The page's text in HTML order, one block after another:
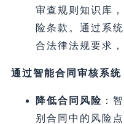
审查规则知识库
险条款。通过系
合法律法规要求
通过智能合同审核系统
降低合同风险 ：
别合同中的风险